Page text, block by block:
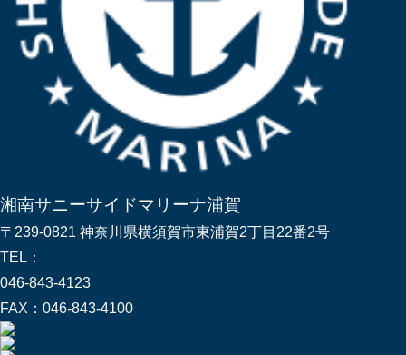
湘南サニーサイドマリーナ浦賀
〒239-0821 神奈川県横須賀市東浦賀2丁目22番2号
TEL：
046-843-4123
FAX： 046-843-4100